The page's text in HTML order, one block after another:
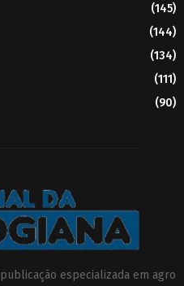
(145)
(144)
(134)
(111)
(90)
especializada em agro